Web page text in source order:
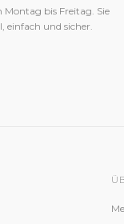
bis Freitag. Sie
einfach und sicher.